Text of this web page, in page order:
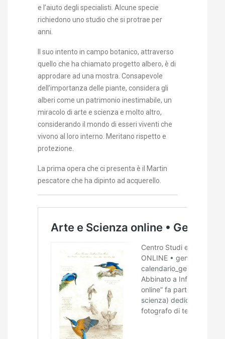
e l’aiuto degli specialisti. Alcune specie
richiedono uno studio che si protrae per
anni.
Il suo intento in campo botanico, attraverso
quello che ha chiamato progetto albero, è di
approdare ad una mostra. Consapevole
dell’importanza delle piante, considera gli
alberi come un patrimonio inestimabile, un
miracolo di arte e scienza e molto altro,
considerando il mondo di esseri viventi che
vivono al loro interno. Meritano rispetto e
protezione.
La prima opera che ci presenta è il Martin
pescatore che ha dipinto ad acquerello.